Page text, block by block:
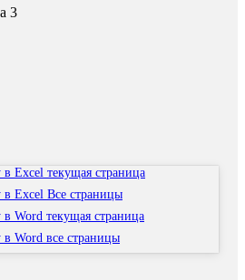
3
в Excel текущая страница
в Excel Все страницы
в Word текущая страница
в Word все страницы